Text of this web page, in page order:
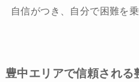
自信がつき、自分で困難を
豊中エリアで信頼される